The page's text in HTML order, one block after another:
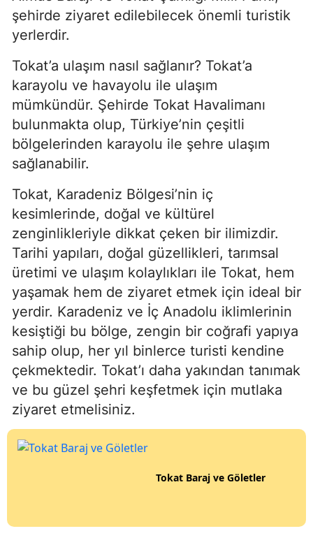
şehirde ziyaret edilebilecek önemli turistik
yerlerdir.
Tokat’a ulaşım nasıl sağlanır? Tokat’a
karayolu ve havayolu ile ulaşım
mümkündür. Şehirde Tokat Havalimanı
bulunmakta olup, Türkiye’nin çeşitli
bölgelerinden karayolu ile şehre ulaşım
sağlanabilir.
Tokat, Karadeniz Bölgesi’nin iç
kesimlerinde, doğal ve kültürel
zenginlikleriyle dikkat çeken bir ilimizdir.
Tarihi yapıları, doğal güzellikleri, tarımsal
üretimi ve ulaşım kolaylıkları ile Tokat, hem
yaşamak hem de ziyaret etmek için ideal bir
yerdir. Karadeniz ve İç Anadolu iklimlerinin
kesiştiği bu bölge, zengin bir coğrafi yapıya
sahip olup, her yıl binlerce turisti kendine
çekmektedir. Tokat’ı daha yakından tanımak
ve bu güzel şehri keşfetmek için mutlaka
ziyaret etmelisiniz.
Tokat Baraj ve Göletler